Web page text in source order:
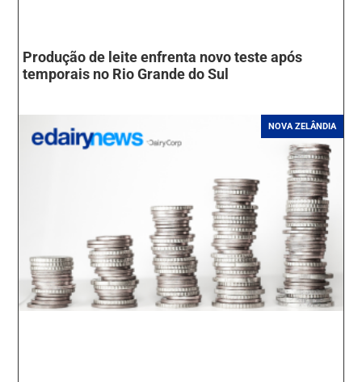
Produção de leite enfrenta novo teste após
temporais no Rio Grande do Sul
NOVA ZELÂNDIA